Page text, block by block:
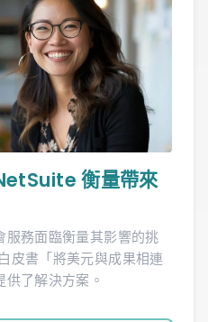
衡量帶來
服務面臨衡量其影響的挑
書「將美元與成果相連
了解決方案。